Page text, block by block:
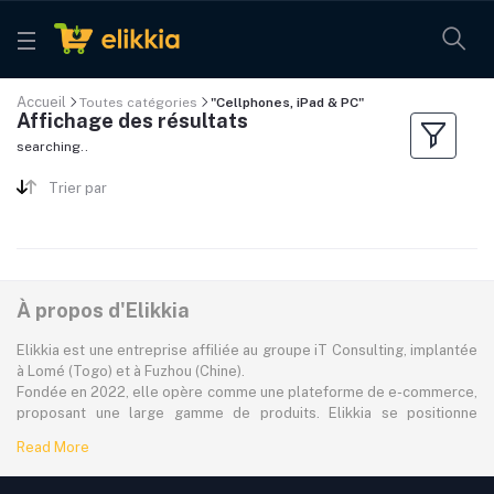
Accueil Toutes catégories "Cellphones, iPad & PC"
Affichage des résultats
searching..
Trier par
À propos d'Elikkia
Elikkia est une entreprise affiliée au groupe iT Consulting, implantée
à Lomé (Togo) et à Fuzhou (Chine).
Fondée en 2022, elle opère comme une plateforme de e-commerce,
proposant une large gamme de produits. Elikkia se positionne
offrant à la fois la possibilité d'acheter localement et directement
depuis la Chine.
Read More